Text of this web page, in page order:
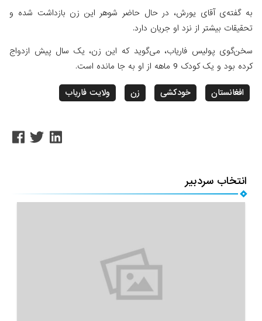
به گفته‌ی آقای یورش، در حال حاضر شوهر این زن بازداشت شده و
تحقیقات بیشتر از نزد او جریان دارد.
سخن‌گوی پولیس فاریاب، می‌گوید که این زن، یک سال پیش ازدواج
کرده بود و یک کودک 9 ماهه از او به جا مانده است.
افغانستان خودکشی زن ولایت فاریاب
انتخاب سردبیر